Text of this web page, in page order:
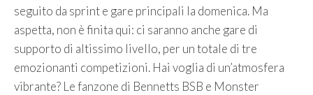
seguito da sprint e gare principali la domenica. Ma
aspetta, non è finita qui: ci saranno anche gare di
supporto di altissimo livello, per un totale di tre
emozionanti competizioni. Hai voglia di un’atmosfera
vibrante? Le fanzone di Bennetts BSB e Monster